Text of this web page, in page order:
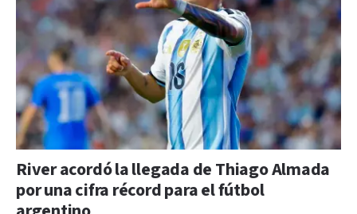
River acordó la llegada de Thiago Almada
por una cifra récord para el fútbol